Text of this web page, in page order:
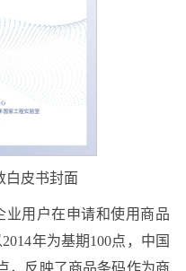
白皮书封面
业用户在申请和使用商品
年为基期100点，中国
，反映了商品条码作为商